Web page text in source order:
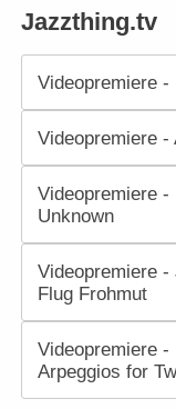
Jazzthing.tv
Videopremiere -
Videopremiere -
Videopremiere
Unknown
Videopremiere -
Flug Frohmut
Videopremiere -
Arpeggios for